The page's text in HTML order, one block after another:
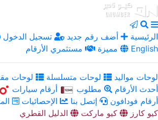
الرئيسية أضف رقم جديد تسجيل الدخول
مميزة
مستثمري الأرقام English
لوحات مواليد لوحات متسلسلة
لوحات
أحدث الأرقام
مطلوب أرقام سيارات
أرقام فودافون
إتصل بنا الإحصائيات
كيو كارز
كيو ماركت الدليل القطري